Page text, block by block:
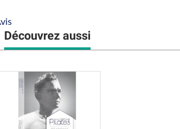
avis
Découvrez aussi